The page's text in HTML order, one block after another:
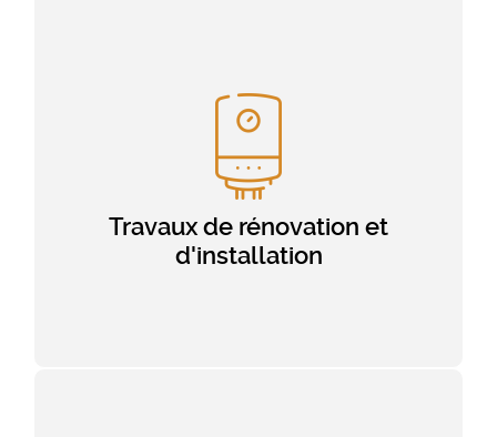
Travaux de rénovation et
d'installation